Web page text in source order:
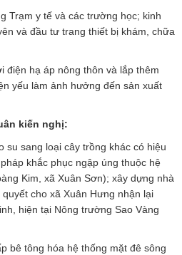
Trạm y tế và các trường học; kinh
và đầu tư trang thiết bị khám, chữa
điện hạ áp nông thôn và lắp thêm
yếu làm ảnh hưởng đến sản xuất
kiến nghị:
su sang loại cây trồng khác có hiệu
khắc phục ngập úng thuộc hệ
Kim, xã Xuân Sơn); xây dựng nhà
cho xã Xuân Hưng nhận lại
hiện tại Nông trường Sao Vàng
bê tông hóa hệ thống mặt đê sông